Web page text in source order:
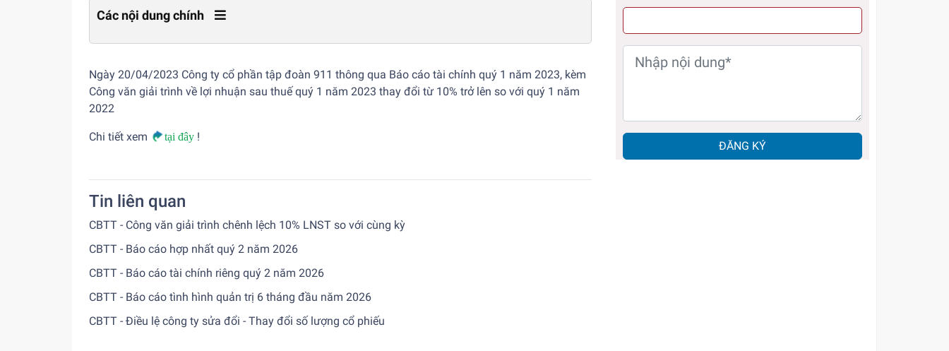
ĐĂNG KÝ
Các nội dung chính
Ngày 20/04/2023 Công ty cổ phần tập đoàn 911 thông qua Báo cáo tài chính quý 1 năm 2023, kèm
Công văn giải trình về lợi nhuận sau thuế quý 1 năm 2023 thay đổi từ 10% trở lên so với quý 1 năm
2022
Chi tiết xem tại đây !
Tin liên quan
CBTT - Công văn giải trình chênh lệch 10% LNST so với cùng kỳ
CBTT - Báo cáo hợp nhất quý 2 năm 2026
CBTT - Báo cáo tài chính riêng quý 2 năm 2026
CBTT - Báo cáo tình hình quản trị 6 tháng đầu năm 2026
CBTT - Điều lệ công ty sửa đổi - Thay đổi số lượng cổ phiếu